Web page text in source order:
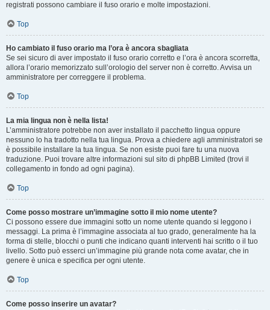
registrati possono cambiare il fuso orario e molte impostazioni.
Top
Ho cambiato il fuso orario ma l’ora è ancora sbagliata
Se sei sicuro di aver impostato il fuso orario corretto e l’ora è ancora scorretta,
allora l’orario memorizzato sull’orologio del server non è corretto. Avvisa un
amministratore per correggere il problema.
Top
La mia lingua non è nella lista!
L’amministratore potrebbe non aver installato il pacchetto lingua oppure
nessuno lo ha tradotto nella tua lingua. Prova a chiedere agli amministratori se
è possibile installare la tua lingua. Se non esiste puoi fare tu una nuova
traduzione. Puoi trovare altre informazioni sul sito di phpBB Limited (trovi il
collegamento in fondo ad ogni pagina).
Top
Come posso mostrare un’immagine sotto il mio nome utente?
Ci possono essere due immagini sotto un nome utente quando si leggono i
messaggi. La prima è l’immagine associata al tuo grado, generalmente ha la
forma di stelle, blocchi o punti che indicano quanti interventi hai scritto o il tuo
livello. Sotto può esserci un’immagine più grande nota come avatar, che in
genere è unica e specifica per ogni utente.
Top
Come posso inserire un avatar?